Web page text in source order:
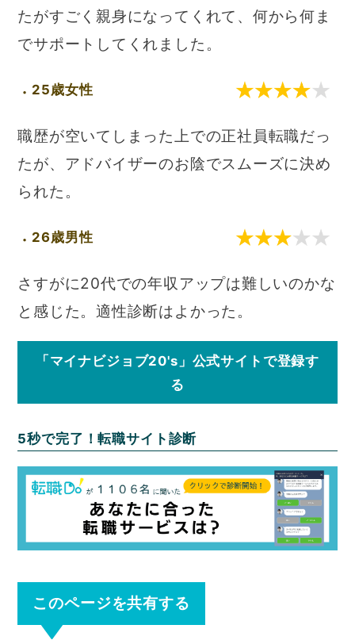
たがすごく親身になってくれて、何から何ま
でサポートしてくれました。
25歳女性
職歴が空いてしまった上での正社員転職だっ
たが、アドバイザーのお陰でスムーズに決め
られた。
26歳男性
さすがに20代での年収アップは難しいのかな
と感じた。適性診断はよかった。
「マイナビジョブ20's」公式サイトで登録す
る
5秒で完了！転職サイト診断
このページを共有する